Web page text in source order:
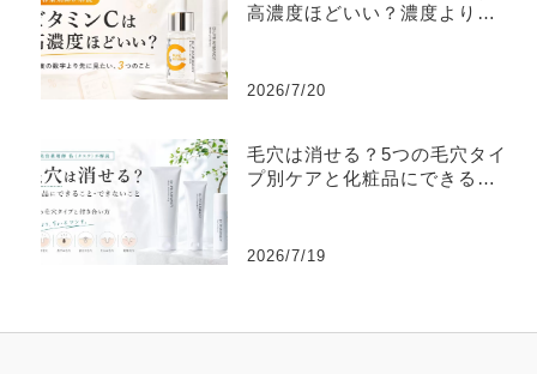
高濃度ほどいい？濃度より大
2026/7/20
毛穴は消せる？5つの毛穴タイ
プ別ケアと化粧品にできるこ
2026/7/19